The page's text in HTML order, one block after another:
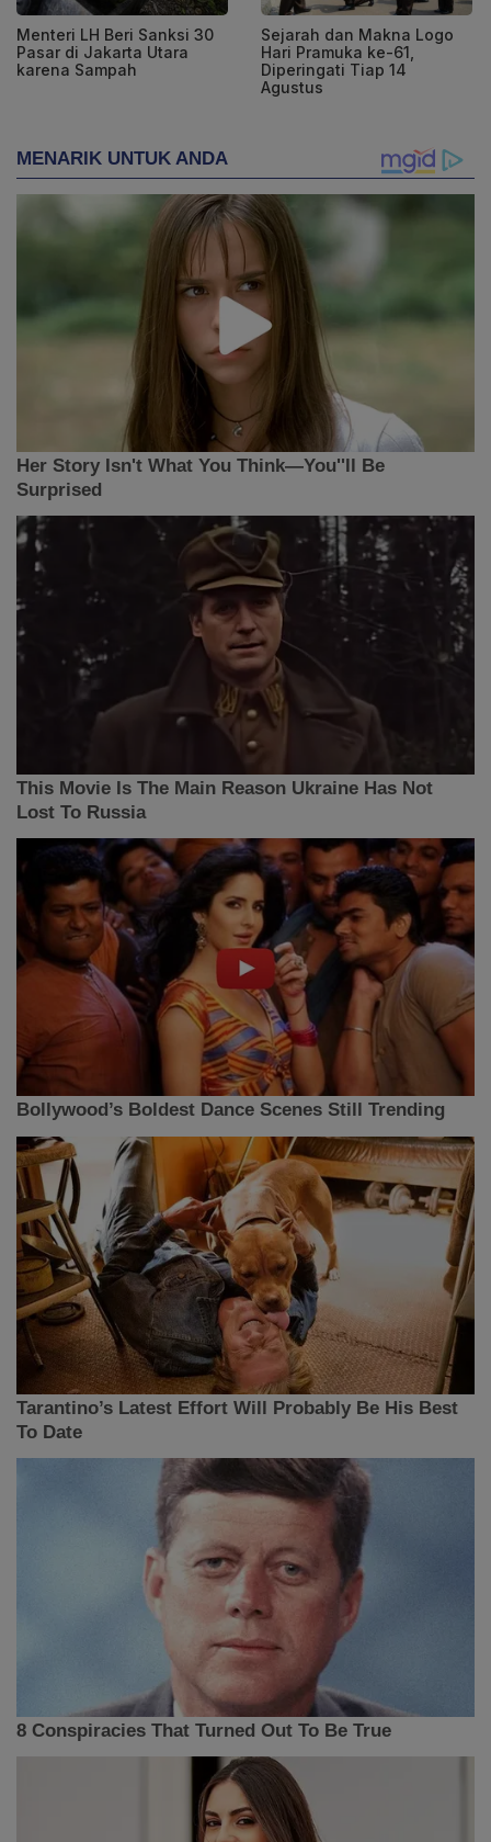
Menteri LH Beri Sanksi 30
Pasar di Jakarta Utara
karena Sampah
Sejarah dan Makna Logo
Hari Pramuka ke-61,
Diperingati Tiap 14
Agustus